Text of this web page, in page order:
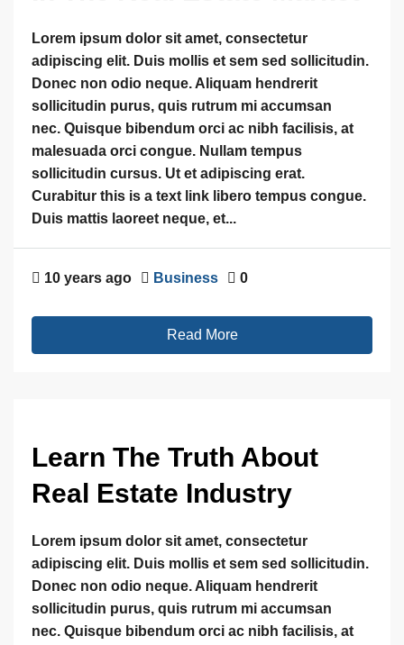
Lorem ipsum dolor sit amet, consectetur
adipiscing elit. Duis mollis et sem sed sollicitudin.
Donec non odio neque. Aliquam hendrerit
sollicitudin purus, quis rutrum mi accumsan
nec. Quisque bibendum orci ac nibh facilisis, at
malesuada orci congue. Nullam tempus
sollicitudin cursus. Ut et adipiscing erat.
Curabitur this is a text link libero tempus congue.
Duis mattis laoreet neque, et...
10 years ago Business 0
Read More
Learn The Truth About
Real Estate Industry
Lorem ipsum dolor sit amet, consectetur
adipiscing elit. Duis mollis et sem sed sollicitudin.
Donec non odio neque. Aliquam hendrerit
sollicitudin purus, quis rutrum mi accumsan
nec. Quisque bibendum orci ac nibh facilisis, at